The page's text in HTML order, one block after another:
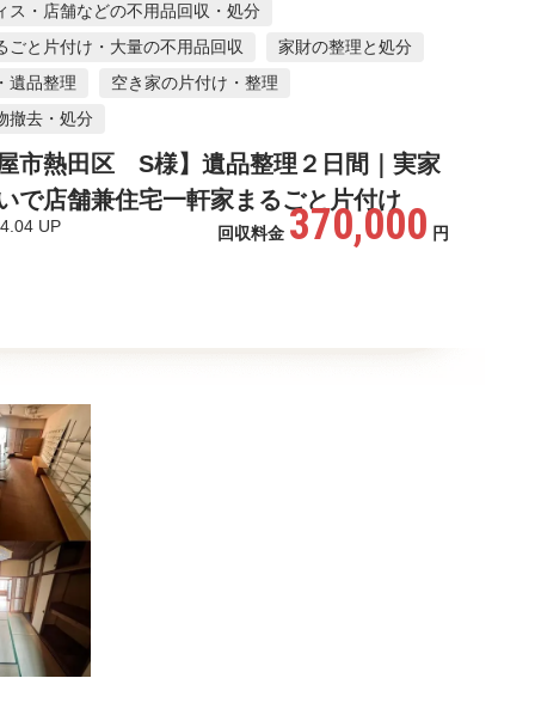
ス・店舗などの不用品回収・処分
ごと片付け・大量の不用品回収
家財の整理と処分
遺品整理
空き家の片付け・整理
撤去・処分
市熱田区 S様】遺品整理２日間｜実家
で店舗兼住宅一軒家まるごと片付け
UP 回収料金 370,000 円